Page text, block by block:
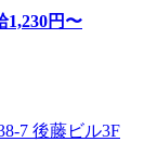
1,230円〜
7 後藤ビル3F